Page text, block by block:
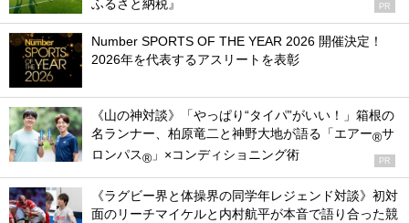
ふるさと納税』 PR
Number SPORTS OF THE YEAR 2026 開催決定！
2026年を代表するアスリートを表彰
《山の神対談》「やっぱり“タイパ”がいい！」箱根の
名ランナー、柏原竜二と神野大地が語る「エアー®サ
ロンパス® 」×コンディショニング術 PR
《ラグビー界と体操界の同学年レジェンド対談》初対
面のリーチマイケルと内村航平が本音で語り合った競